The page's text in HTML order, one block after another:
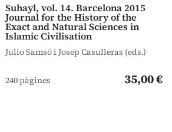
Suhayl, vol. 14. Barcelona 2015
Journal for the History of the
Exact and Natural Sciences in
Islamic Civilisation
Julio Samsó i Josep Casulleras (eds.)
240 pàgines 35,00 €